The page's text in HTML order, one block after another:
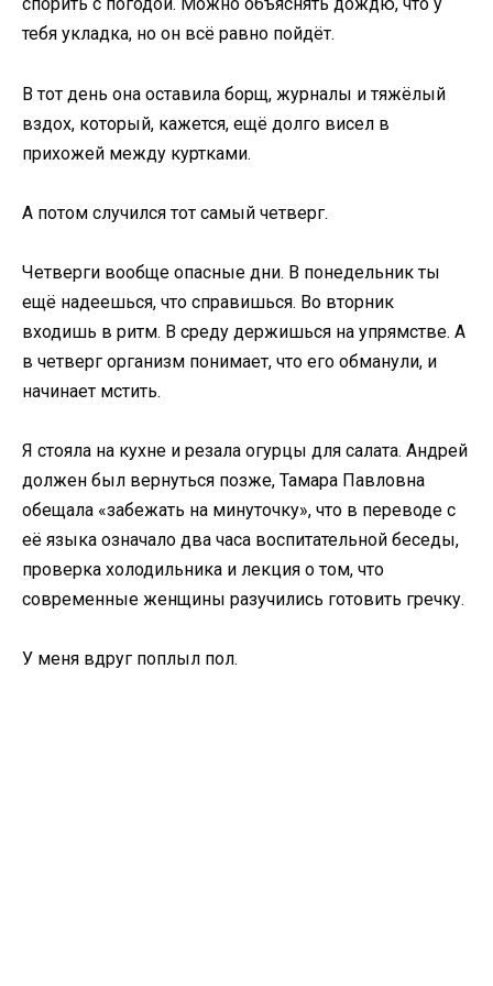
спорить с погодой. Можно объяснять дождю, что у
тебя укладка, но он всё равно пойдёт.
В тот день она оставила борщ, журналы и тяжёлый
вздох, который, кажется, ещё долго висел в
прихожей между куртками.
А потом случился тот самый четверг.
Четверги вообще опасные дни. В понедельник ты
ещё надеешься, что справишься. Во вторник
входишь в ритм. В среду держишься на упрямстве. А
в четверг организм понимает, что его обманули, и
начинает мстить.
Я стояла на кухне и резала огурцы для салата. Андрей
должен был вернуться позже, Тамара Павловна
обещала «забежать на минуточку», что в переводе с
её языка означало два часа воспитательной беседы,
проверка холодильника и лекция о том, что
современные женщины разучились готовить гречку.
У меня вдруг поплыл пол.